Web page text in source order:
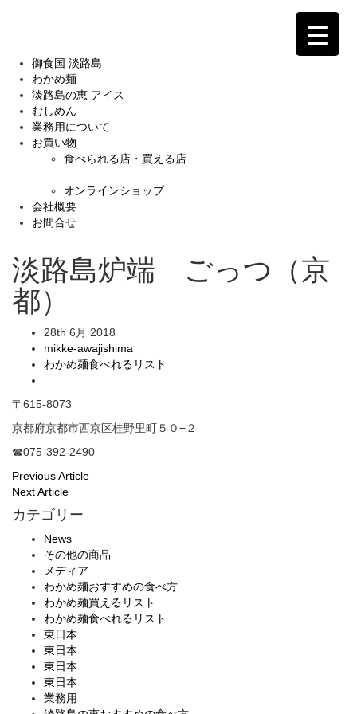
御食国 淡路島
わかめ麺
淡路島の恵 アイス
むしめん
業務用について
お買い物
食べられる店・買える店
オンラインショップ
会社概要
お問合せ
淡路島炉端 ごっつ（京
都）
28th 6月 2018
mikke-awajishima
わかめ麺食べれるリスト
〒615-8073
京都府京都市西京区桂野里町５０−２
☎075-392-2490
Previous Article
Next Article
カテゴリー
News
その他の商品
メディア
わかめ麺おすすめの食べ方
わかめ麺買えるリスト
わかめ麺食べれるリスト
東日本
東日本
東日本
東日本
業務用